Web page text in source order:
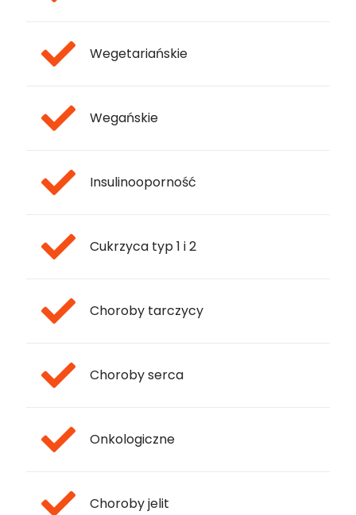
Wegetariańskie
Wegańskie
Insulinooporność
Cukrzyca typ 1 i 2
Choroby tarczycy
Choroby serca
Onkologiczne
Choroby jelit